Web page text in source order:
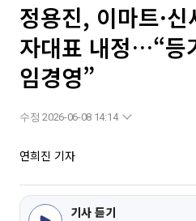
정용진, 이마트·
자대표 내정…“등
임경영”
수정 2026-06-08 14:14
연희진 기자
기사 듣기